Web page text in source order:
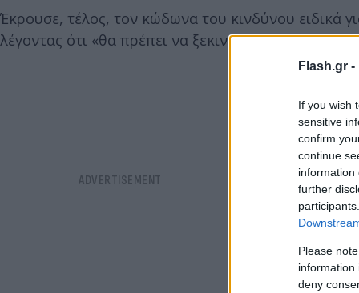
Flash.gr -
If you wish
sensitive
confirm
continue
information
further
Please
information
deny
Έκρουσε, τέλος, τον κώδωνα του κινδύνου ειδικά
λέγοντας ότι «θα πρέπει να ξεκινούν τους